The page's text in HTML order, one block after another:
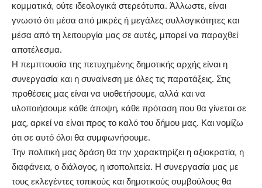
κομματικά, ούτε ιδεολογικά στερεότυπα. Άλλωστε, είναι
γνωστό ότι μέσα από μικρές ή μεγάλες συλλογικότητες και
μέσα από τη λειτουργία μας σε αυτές, μπορεί να παραχθεί
αποτέλεσμα.
Η πεμπτουσία της πετυχημένης δημοτικής αρχής είναι η
συνεργασία και η συναίνεση με όλες τις παρατάξεις. Στις
προθέσεις μας είναι να υιοθετήσουμε, αλλά και να
υλοποιήσουμε κάθε άποψη, κάθε πρόταση που θα γίνεται σε
μας, αρκεί να είναι προς το καλό του δήμου μας. Και νομίζω
ότι σε αυτό όλοι θα συμφωνήσουμε.
Την πολιτική μας δράση θα την χαρακτηρίζει η αξιοκρατία, η
διαφάνεια, ο διάλογος, η ισοπολιτεία. Η συνεργασία μας με
τους εκλεγέντες τοπικούς και δημοτικούς συμβούλους θα